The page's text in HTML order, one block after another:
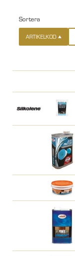
Sortera
ARTIKELKOD